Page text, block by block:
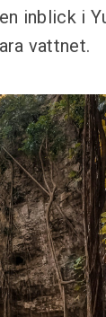
inblick i
vattnet.